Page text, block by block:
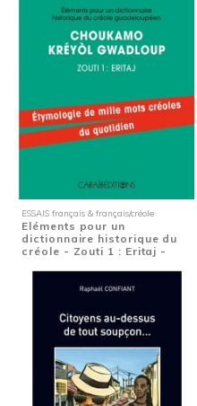
ESSAIS français & français/créole
Eléments pour un
dictionnaire historique du
créole - Zouti 1 : Eritaj -